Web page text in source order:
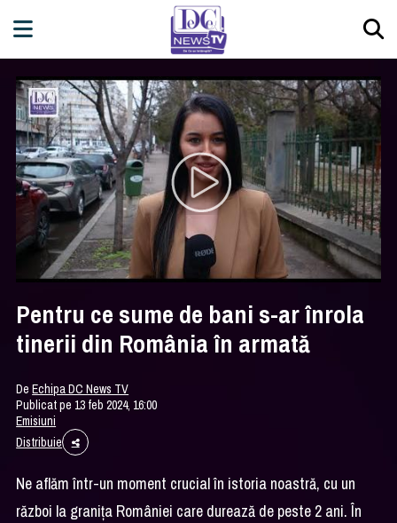
Pentru ce sume de bani s-ar înrola
tinerii din România în armată
DeEchipa DC News TV
Publicat pe 13 feb 2024, 16:00
Emisiuni
Distribuie
Ne aflăm într-un moment crucial în istoria noastră, cu un
război la granița României care durează de peste 2 ani. În